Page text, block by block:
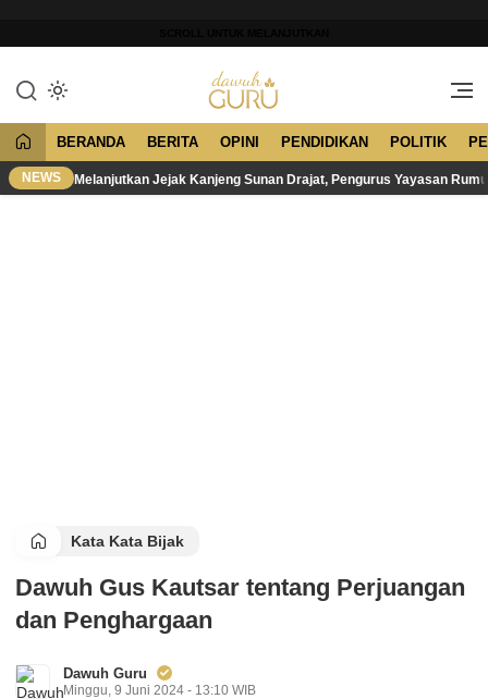
konten
Dawuh Guru
Merawat Tradisi, Membangun
BERANDA BERITA OPINI PENDIDIKAN POLITIK
NEWS Melanjutkan Jejak Kanjeng Sunan Drajat, Pengurus Yayasan
Kata Kata Bijak
Dawuh Gus Kautsar tentang Perjuangan
dan Penghargaan
Dawuh Guru
Minggu, 9 Juni 2024 - 13:10 WIB